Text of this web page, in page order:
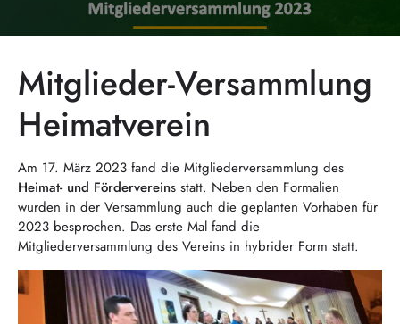
Mitglieder-Versammlung
Heimatverein
Am 17. März 2023 fand die Mitgliederversammlung des
Heimat- und Fördervereins statt. Neben den Formalien
wurden in der Versammlung auch die geplanten Vorhaben für
2023 besprochen. Das erste Mal fand die
Mitgliederversammlung des Vereins in hybrider Form statt.